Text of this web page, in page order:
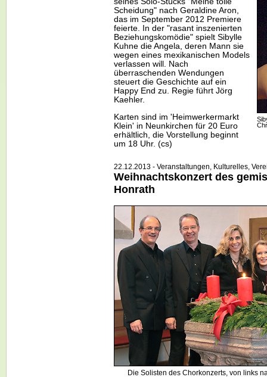
Scheidung" nach Geraldine Aron,
das im September 2012 Premiere
feierte. In der "rasant inszenierten
Beziehungskomödie" spielt Sibylle
Kuhne die Angela, deren Mann sie
wegen eines mexikanischen Models
verlassen will. Nach
überraschenden Wendungen
steuert die Geschichte auf ein
Happy End zu. Regie führt Jörg
Kaehler.
Karten sind im 'Heimwerkermarkt
Klein' in Neunkirchen für 20 Euro
erhältlich, die Vorstellung beginnt
um 18 Uhr. (cs)
22.12.2013 - Veranstaltungen, Kulturelles,
Weihnachtskonzert des
Honrath
Die Solisten des Chorkonzerts, von links